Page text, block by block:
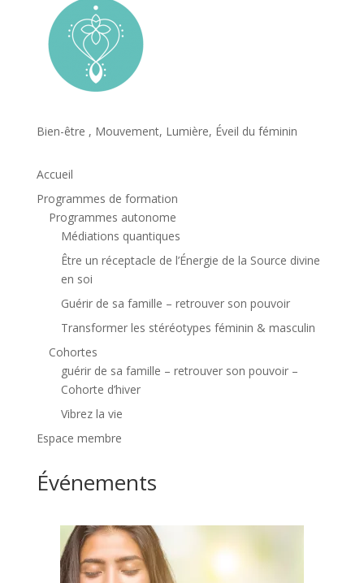
Bien-être , Mouvement, Lumière, Éveil du féminin
Accueil
Programmes de formation
Programmes autonome
Médiations quantiques
Être un réceptacle de l’Énergie de la Source divine
en soi
Guérir de sa famille – retrouver son pouvoir
Transformer les stéréotypes féminin & masculin
Cohortes
guérir de sa famille – retrouver son pouvoir –
Cohorte d’hiver
Vibrez la vie
Espace membre
Événements